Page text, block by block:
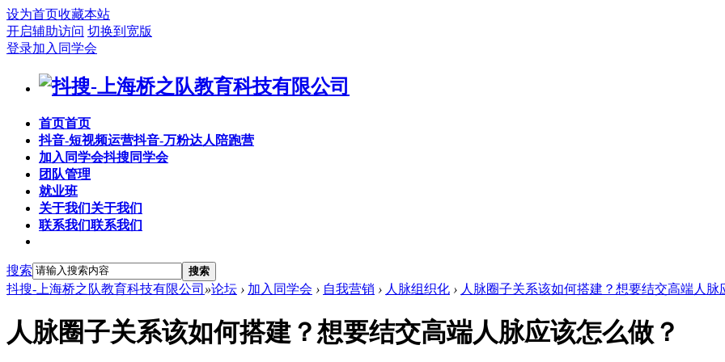
设为首页收藏本站
开启辅助访问 切换到宽版
登录加入同学会
首页首页
抖音-短视频运营抖音-万粉达人陪跑营
加入同学会抖搜同学会
团队管理
就业班
关于我们关于我们
联系我们联系我们
搜索 搜索
抖搜-上海桥之队教育科技有限公司 »论坛 › 加入同学会 › 自我营销 › 人脉组织化 › 人脉圈子关系该如何搭建？想要结交高端人脉
人脉圈子关系该如何搭建？想要结交高端人脉应该怎么做？